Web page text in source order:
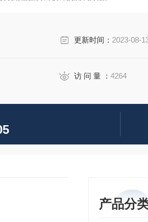
更新时间： 2023-08-
访 问 量 ：4264
产品分